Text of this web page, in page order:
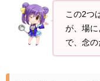
この2つ
が、場
で、念の